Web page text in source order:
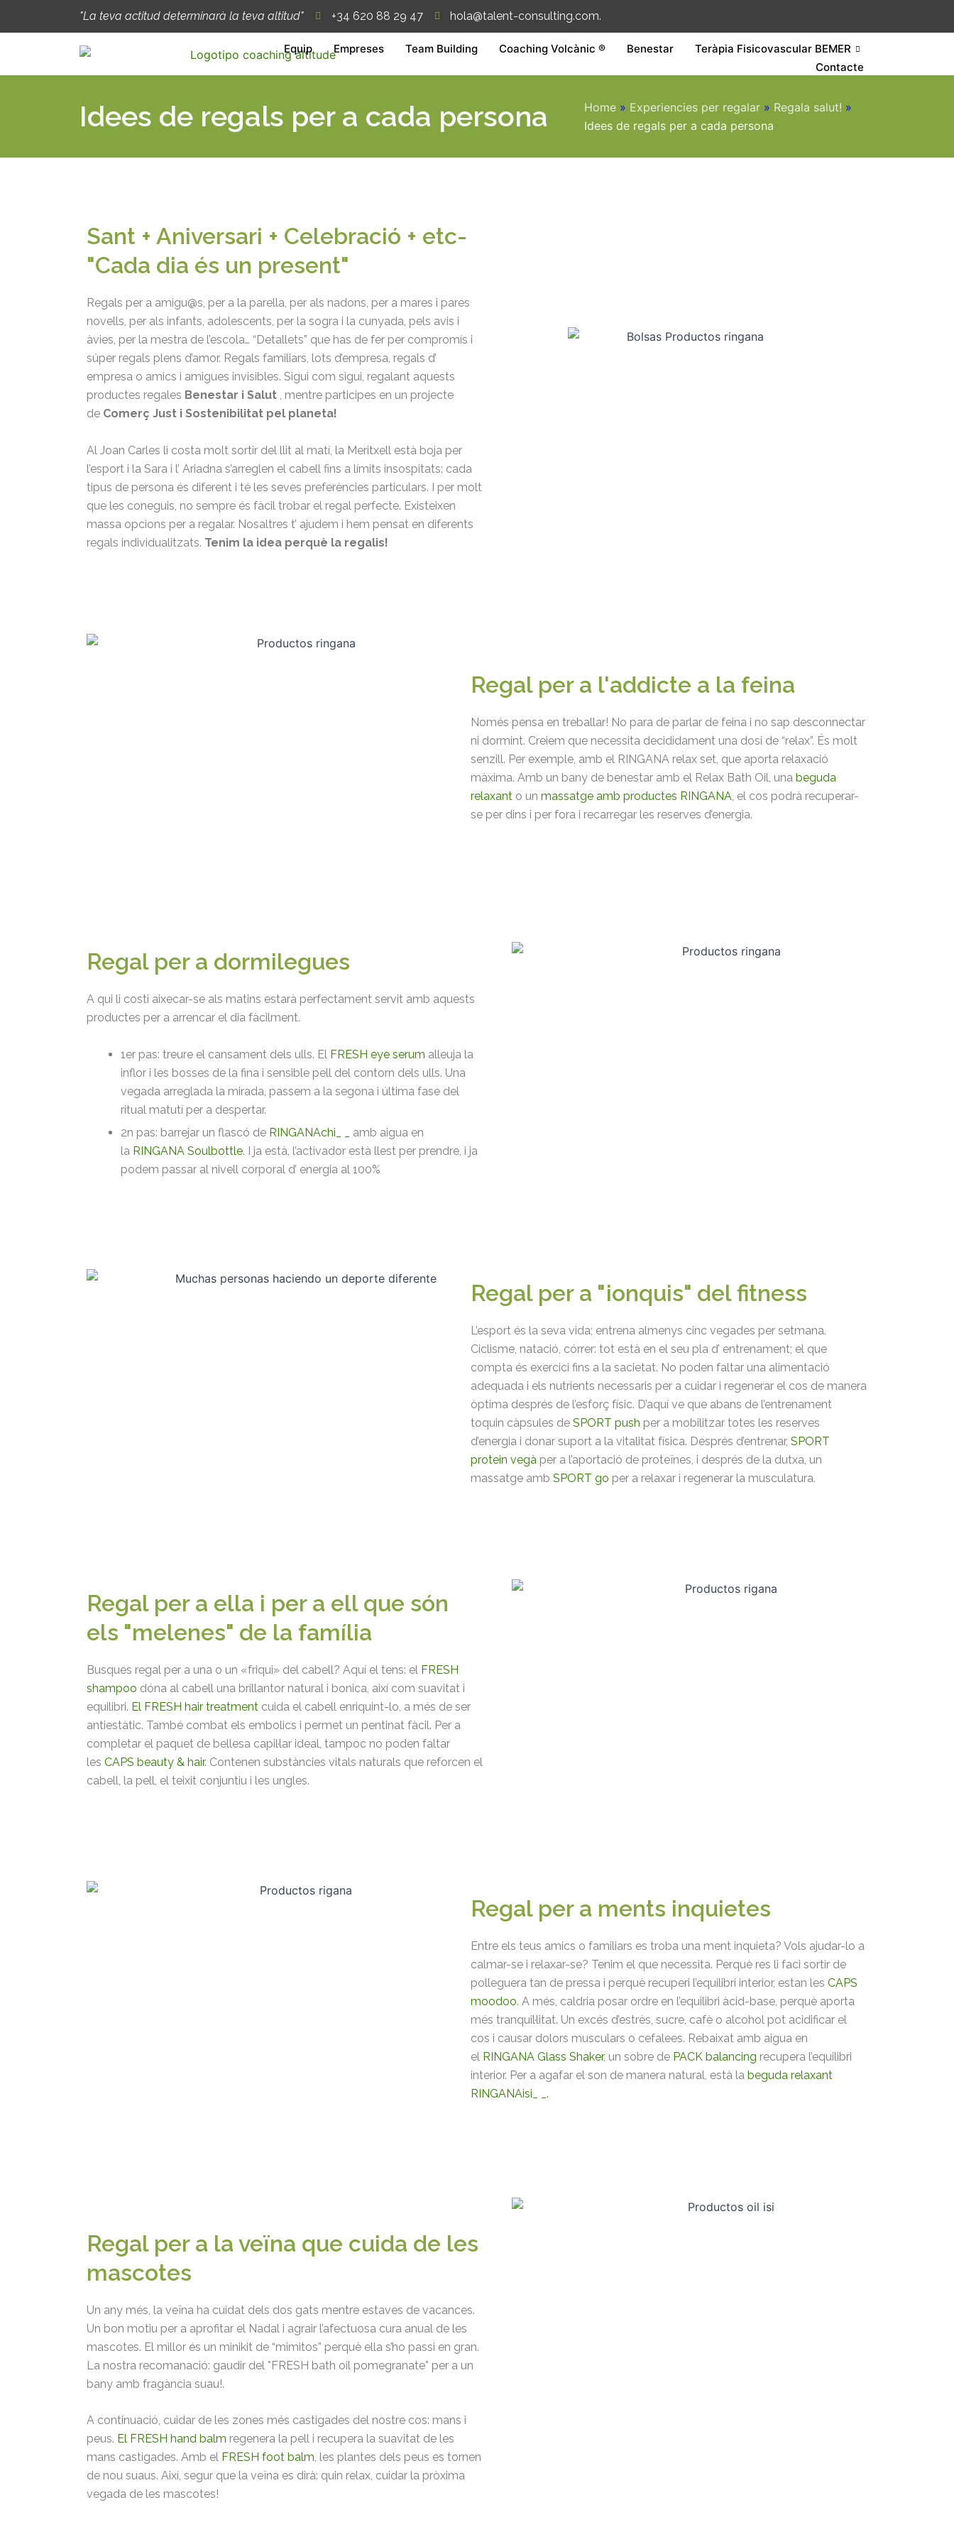
"La teva actitud determinarà la teva altitud" +34 620 88 29 47 hola@talent-consulting.com.
Equip Empreses Team Building Coaching Volcànic ® Benestar
Teràpia Fisicovascular BEMER
Contacte
Idees de regals per a cada persona Home » Experiencies per regalar » Regala salut! »
Idees de regals per a cada persona
Sant + Aniversari + Celebració + etc-
"Cada dia és un present"
Regals per a amigu@s, per a la parella, per als nadons, per a mares i pares
novells, per als infants, adolescents, per la sogra i la cunyada, pels avis i
àvies, per la mestra de l’escola… “Detallets” que has de fer per compromís i
súper regals plens d’amor. Regals familiars, lots d’empresa, regals d’
empresa o amics i amigues invisibles. Sigui com sigui, regalant aquests
productes regales Benestar i Salut , mentre participes en un projecte
de Comerç Just i Sostenibilitat pel planeta!
Al Joan Carles li costa molt sortir del llit al matí, la Meritxell està boja per
l’esport i la Sara i l’ Ariadna s’arreglen el cabell fins a límits insospitats: cada
tipus de persona és diferent i té les seves preferències particulars. I per molt
que les coneguis, no sempre és fàcil trobar el regal perfecte. Existeixen
massa opcions per a regalar. Nosaltres t’ ajudem i hem pensat en diferents
regals individualitzats. Tenim la idea perquè la regalis!
Regal per a l'addicte a la feina
Només pensa en treballar! No para de parlar de feina i no sap desconnectar
ni dormint. Creiem que necessita decididament una dosi de “relax”. És molt
senzill. Per exemple, amb el RINGANA relax set, que aporta relaxació
màxima. Amb un bany de benestar amb el Relax Bath Oil, una beguda
relaxanto un massatge amb productes RINGANA, el cos podrà recuperar-
se per dins i per fora i recarregar les reserves d’energia.
Regal per a dormilegues
A qui li costi aixecar-se als matins estarà perfectament servit amb aquests
productes per a arrencar el dia fàcilment.
1er pas: treure el cansament dels ulls. El FRESH eye serum alleuja la
inflor i les bosses de la fina i sensible pell del contorn dels ulls. Una
vegada arreglada la mirada, passem a la segona i última fase del
ritual matutí per a despertar.
2n pas: barrejar un flascó de RINGANAchi_ _
amb aigua en
la RINGANA Soulbottle. I ja està, l’activador està llest per prendre, i ja
podem passar al nivell corporal d’ energia al 100%
Regal per a "ionquis" del fitness
L’esport és la seva vida; entrena almenys cinc vegades per setmana.
Ciclisme, natació, córrer: tot està en el seu pla d’ entrenament; el que
compta és exercici fins a la sacietat. No poden faltar una alimentació
adequada i els nutrients necessaris per a cuidar i regenerar el cos de manera
òptima després de l’esforç físic. D’aquí ve que abans de l’entrenament
toquin càpsules de SPORT push per a mobilitzar totes les reserves
d’energia i donar suport a la vitalitat física. Després d’entrenar, SPORT
protein vegàper a l’aportació de proteïnes, i després de la dutxa, un
massatge amb SPORT go per a relaxar i regenerar la musculatura.
Regal per a ella i per a ell que són
els "melenes" de la família
Busques regal per a una o un «friqui» del cabell? Aquí el tens: el FRESH
shampoo dóna al cabell una brillantor natural i bonica, així com suavitat i
equilibri. El FRESH hair treatment cuida el cabell enriquint-lo, a més de ser
antiestàtic. També combat els embolics i permet un pentinat fàcil. Per a
completar el paquet de bellesa capil·lar ideal, tampoc no poden faltar
les CAPS beauty & hair. Contenen substàncies vitals naturals que reforcen el
cabell, la pell, el teixit conjuntiu i les ungles.
Regal per a ments inquietes
Entre els teus amics o familiars es troba una ment inquieta? Vols ajudar-lo a
calmar-se i relaxar-se? Tenim el que necessita. Perquè res li faci sortir de
polleguera tan de pressa i perquè recuperi l’equilibri interior, estan les CAPS
moodoo. A més, caldria posar ordre en l’equilibri àcid-base, perquè aporta
més tranquil·litat. Un excés d’estrès, sucre, cafè o alcohol pot acidificar el
cos i causar dolors musculars o cefalees. Rebaixat amb aigua en
el RINGANA Glass Shaker, un sobre de PACK balancing recupera l’equilibri
interior. Per a agafar el son de manera natural, està la beguda relaxant
RINGANAisi_ _.
Regal per a la veïna que cuida de les
mascotes
Un any més, la veïna ha cuidat dels dos gats mentre estaves de vacances.
Un bon motiu per a aprofitar el Nadal i agrair l’afectuosa cura anual de les
mascotes. El millor és un minikit de “mimitos” perquè ella s’ho passi en gran.
La nostra recomanació: gaudir del *FRESH bath oil pomegranate* per a un
bany amb fragància suau!.
A continuació, cuidar de les zones més castigades del nostre cos: mans i
peus. El FRESH hand balm regenera la pell i recupera la suavitat de les
mans castigades. Amb el FRESH foot balm, les plantes dels peus es tornen
de nou suaus. Així, segur que la veïna es dirà: quin relax, cuidar la pròxima
vegada de les mascotes!